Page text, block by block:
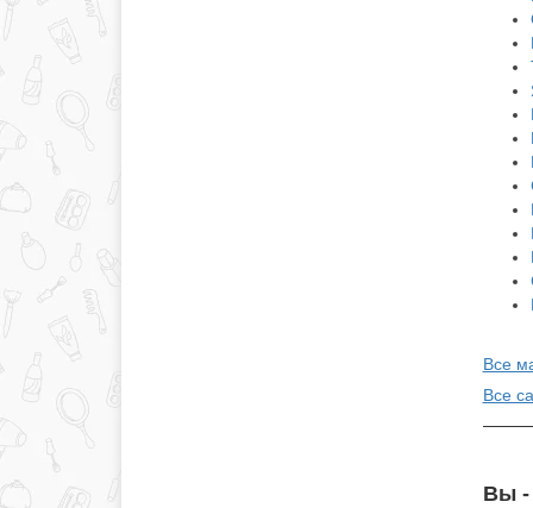
Все
Все
Вы -